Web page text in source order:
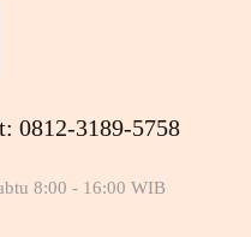
0812-3189-5758
8:00 - 16:00 WIB